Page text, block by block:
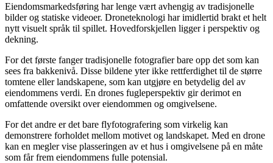
Eiendomsmarkedsføring har lenge vært avhengig av tradisjonelle
bilder og statiske videoer. Droneteknologi har imidlertid brakt et helt
nytt visuelt språk til spillet. Hovedforskjellen ligger i perspektiv og
dekning.
For det første fanger tradisjonelle fotografier bare opp det som kan
sees fra bakkenivå. Disse bildene yter ikke rettferdighet til de større
tomtene eller landskapene, som kan utgjøre en betydelig del av
eiendommens verdi. En drones fugleperspektiv gir derimot en
omfattende oversikt over eiendommen og omgivelsene.
For det andre er det bare flyfotografering som virkelig kan
demonstrere forholdet mellom motivet og landskapet. Med en drone
kan en megler vise plasseringen av et hus i omgivelsene på en måte
som får frem eiendommens fulle potensial.